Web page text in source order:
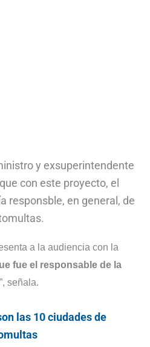
y exsuperintendente
con este proyecto, el
responsble, en general, de
a la audiencia con la
fue el responsable de la
”, señala.
las 10 ciudades de